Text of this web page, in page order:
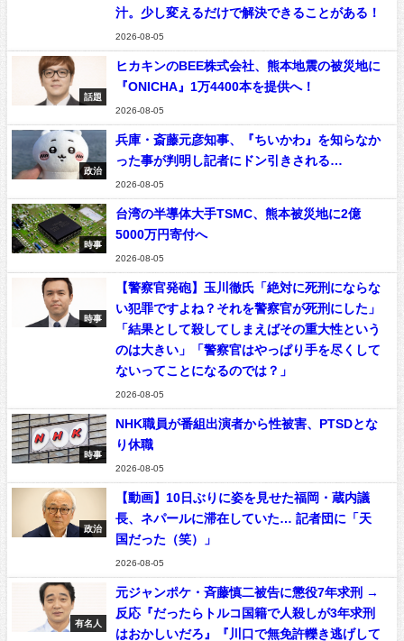
汁。少し変えるだけで解決できることがある！
2026-08-05
話題
ヒカキンのBEE株式会社、熊本地震の被災地に
『ONICHA』1万4400本を提供へ！
2026-08-05
政治
兵庫・斎藤元彦知事、『ちいかわ』を知らなか
った事が判明し記者にドン引きされる…
2026-08-05
時事
台湾の半導体大手TSMC、熊本被災地に2億
5000万円寄付へ
2026-08-05
時事
【警察官発砲】玉川徹氏「絶対に死刑にならな
い犯罪ですよね？それを警察官が死刑にした」
「結果として殺してしまえばその重大性という
のは大きい」「警察官はやっぱり手を尽くして
ないってことになるのでは？」
2026-08-05
時事
NHK職員が番組出演者から性被害、PTSDとな
り休職
2026-08-05
政治
【動画】10日ぶりに姿を見せた福岡・蔵内議
長、ネパールに滞在していた… 記者団に「天
国だった（笑）」
2026-08-05
有名人
元ジャンポケ・斉藤慎二被告に懲役7年求刑 →
反応『だったらトルコ国籍で人殺しが3年求刑
はおかしいだろ』『川口で無免許轢き逃げして